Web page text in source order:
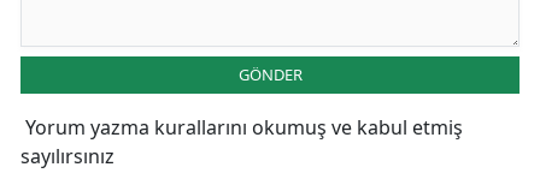
GÖNDER
Yorum yazma kurallarını okumuş ve kabul etmiş
sayılırsınız